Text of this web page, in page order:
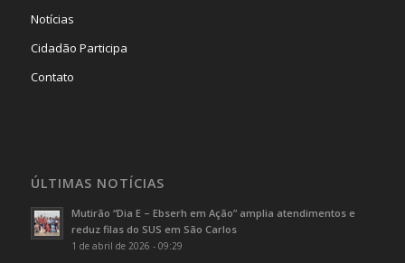
Notícias
Cidadão Participa
Contato
ÚLTIMAS NOTÍCIAS
Mutirão “Dia E – Ebserh em Ação” amplia atendimentos e
reduz filas do SUS em São Carlos
1 de abril de 2026 - 09:29